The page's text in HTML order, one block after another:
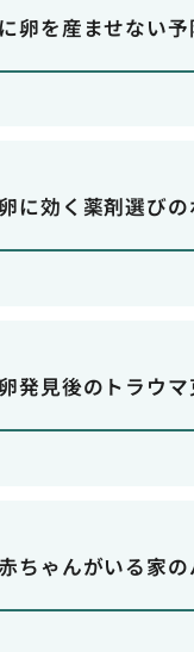
卵を産ませない
に効く薬剤選びの
発見後のトラウマ
ちゃんがいる家の